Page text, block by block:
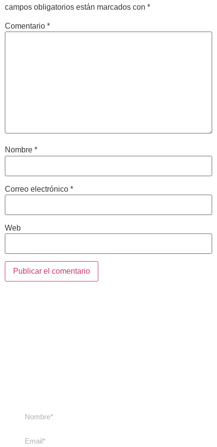
campos obligatorios están marcados con *
Comentario *
Nombre *
Correo electrónico *
Web